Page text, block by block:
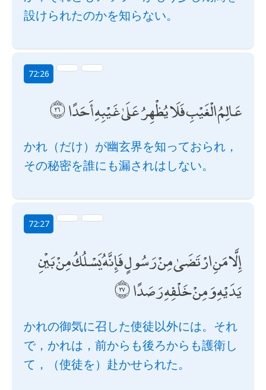
設けられたのかを知らない。
72:26
عَالِمُ الْغَيْبِ فَلَا يُظْهِرُ عَلَىٰ غَيْبِهِ أَحَدًا
かれ（だけ）が幽玄界を知っておられ，
その秘密を誰にも漏されはしない。
72:27
إِلَّا مَنِ ارْتَضَىٰ مِنْ رَسُولٍ فَإِنَّهُ يَسْلُكُ مِنْ بَيْنِ
يَدَيْهِ وَمِنْ خَلْفِهِ رَصَدًا
かれの御気に召した使徒以外には。それ
で，かれは，前からも後ろからも護衛し
て，（使徒を）赴かせられた。